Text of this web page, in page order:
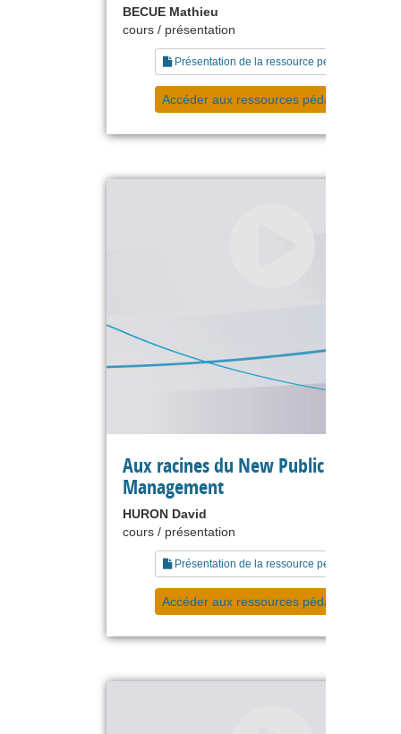
BECUE Mathieu
cours / présentation
Présentation de la ressource pédagogique
Accéder aux ressources pédagogiques
Aux racines du New Public
Management
HURON David
cours / présentation
Présentation de la ressource pédagogique
Accéder aux ressources pédagogiques